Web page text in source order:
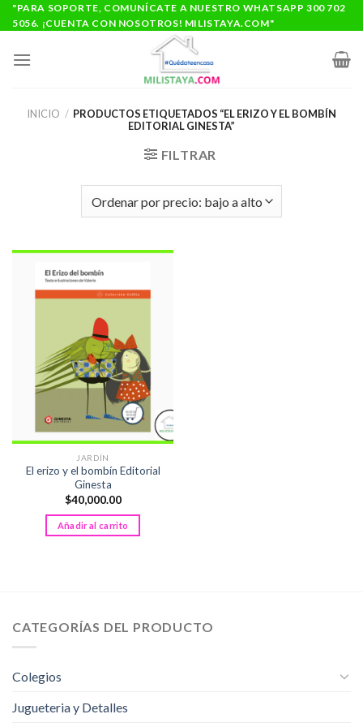
Saltar
al
"PARA SOPORTE, COMUNÍCATE A NUESTRO WHATSAPP 300 702
5056. ¡CUENTA CON NOSOTROS! MILISTAYA.COM"
INICIO / PRODUCTOS ETIQUETADOS “EL ERIZO Y EL BOMBÍN
EDITORIAL GINESTA”
FILTRAR
JARDÍN
El erizo y el bombín Editorial
Ginesta
$40,000.00
Añadir al carrito
CATEGORÍAS DEL PRODUCTO
Colegios
Jugueteria y Detalles